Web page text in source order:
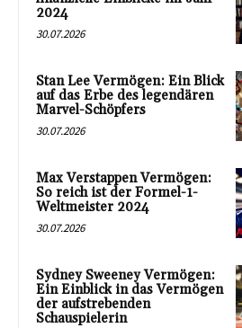
2024
30.07.2026
Stan Lee Vermögen: Ein Blick
auf das Erbe des legendären
Marvel-Schöpfers
30.07.2026
Max Verstappen Vermögen:
So reich ist der Formel-1-
Weltmeister 2024
30.07.2026
Sydney Sweeney Vermögen:
Ein Einblick in das Vermögen
der aufstrebenden
Schauspielerin